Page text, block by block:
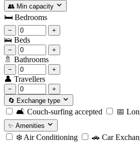
👥 Min capacity
🛏️ Bedrooms
− +
🛌 Beds
− +
🚿 Bathrooms
− +
👤 Travellers
−
+
🔄 Exchange type
🛋️ Couch-surfing accepted 📅
✨ Amenities
❄️ Air Conditioning 🚗 Car